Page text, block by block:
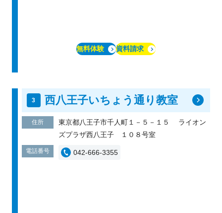
無料体験 資料請求
西八王子いちょう通り教室
住所
東京都八王子市千人町１－５－１５ ライオン
ズプラザ西八王子 １０８号室
電話番号 042-666-3355